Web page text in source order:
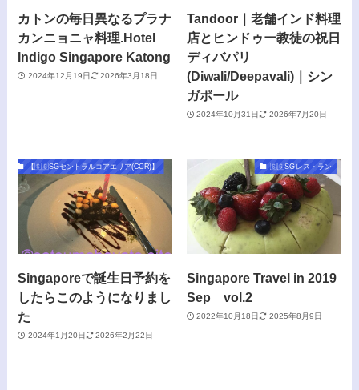
カトンの毎日異なるプラナ
カンニョニャ料理.Hotel
Indigo Singapore Katong
2024年12月19日 2026年3月18日
Tandoor｜老舗インド料理
店とヒンドゥー教徒の祝日
ディバパリ
(Diwali/Deepavali)｜シン
ガポール
2024年10月31日 2026年7月20日
【🇸🇬SGセントラルコアエリア(CCR)】
Singaporeで誕生日予約を
したらこのようになりまし
た
2024年1月20日 2026年2月22日
🇸🇬SGレストラン
Singapore Travel in 2019
Sep vol.2
2022年10月18日 2025年8月9日